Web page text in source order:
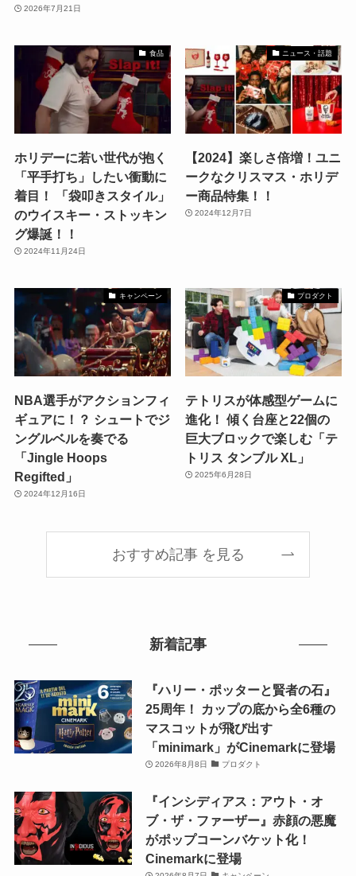
2026年7月21日
食品
ホリデーに若い世代が抱く
「平手打ち」したい衝動に
着目！ 「袋叩きスタイル」
のウイスキー・ストッキン
グ爆誕！！
2024年11月24日
ニュース・話題
【2024】楽しさ倍増！ユニ
ークなクリスマス・ホリデ
ー商品特集！！
2024年12月7日
キャンペーン
NBA選手がアクションフィ
ギュアに！？ シュートでジ
ングルベルを奏でる
「Jingle Hoops
Regifted」
2024年12月16日
プロダクト
テトリスが体感型ゲームに
進化！ 傾く台座と22個の
巨大ブロックで楽しむ「テ
トリス タンブル XL」
2025年6月28日
おすすめ記事 を見る
新着記事
『ハリー・ポッターと賢者の石』
25周年！ カップの底から全6種の
マスコットが飛び出す
「minimark」がCinemarkに登場
2026年8月8日 プロダクト
『インシディアス：アウト・オ
ブ・ザ・ファーザー』赤顔の悪魔
がポップコーンバケット化！
Cinemarkに登場